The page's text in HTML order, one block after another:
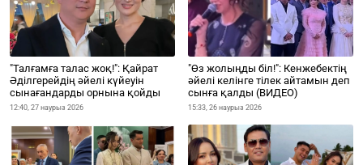
"Талғамға талас жоқ!": Қайрат
Әділгерейдің әйелі күйеуін
сынағандарды орнына қойды
12:40, 27 наурыз 2026
"Өз жолыңды біл!": Кенжебектің
әйелі келінге тілек айтамын деп
сынға қалды (ВИДЕО)
15:33, 26 наурыз 2026